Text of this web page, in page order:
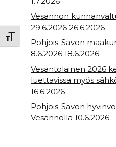
Toggle Font size
Vesannon
29.6.2026 26.6.2026
Pohjois-Savon
8.6.2026 18.6.2026
Vesantolainen 2026
luettavissa myös
16.6.2026
Pohjois-Savon
Vesannolla 10.6.2026